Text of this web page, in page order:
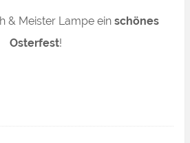
& Meister Lampe ein schönes
Osterfest!